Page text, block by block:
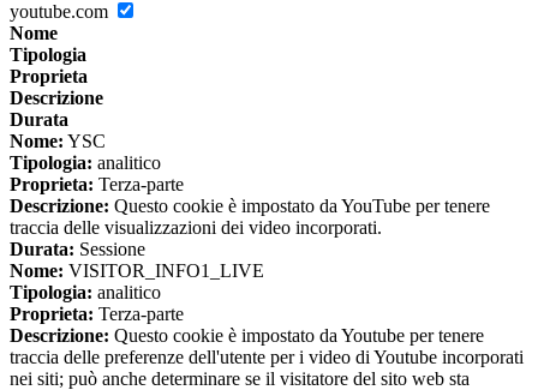
youtube.com
Nome
Tipologia
Proprieta
Descrizione
Durata
Nome: YSC
Tipologia: analitico
Proprieta: Terza-parte
Descrizione: Questo cookie è impostato da YouTube per tenere
traccia delle visualizzazioni dei video incorporati.
Durata: Sessione
Nome: VISITOR_INFO1_LIVE
Tipologia: analitico
Proprieta: Terza-parte
Descrizione: Questo cookie è impostato da Youtube per tenere
traccia delle preferenze dell'utente per i video di Youtube incorporati
nei siti; può anche determinare se il visitatore del sito web sta